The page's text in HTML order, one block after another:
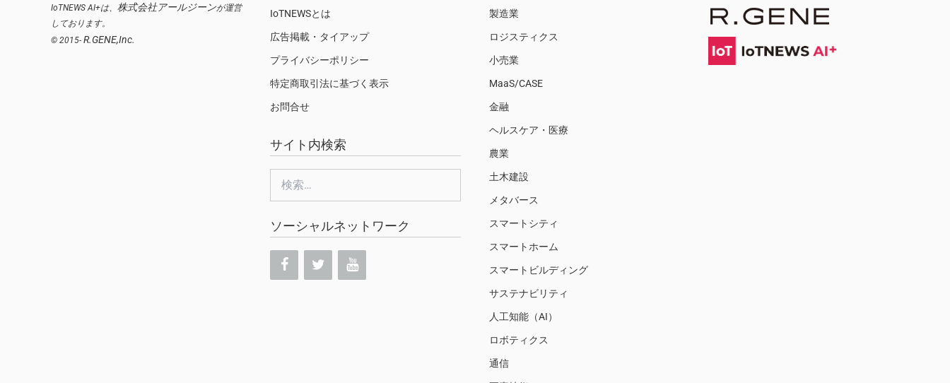
IoTNEWS AI+は、 株式会社アールジーンが運営
しております。
© 2015- R.GENE,Inc.
IoTNEWSとは
広告掲載・タイアップ
プライバシーポリシー
特定商取引法に基づく表示
お問合せ
サイト内検索
索:
ソーシャルネットワーク
製造業
ロジスティクス
小売業
MaaS/CASE
金融
ヘルスケア・医療
農業
土木建設
メタバース
スマートシティ
スマートホーム
スマートビルディング
サステナビリティ
人工知能（AI）
ロボティクス
通信